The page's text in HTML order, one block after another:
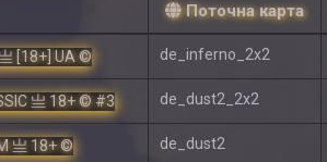
Поточна карта
[18+] UA © de_inferno_2x2
亗 18+ © #3 de_dust2_2x2
亗 18+ © de_dust2